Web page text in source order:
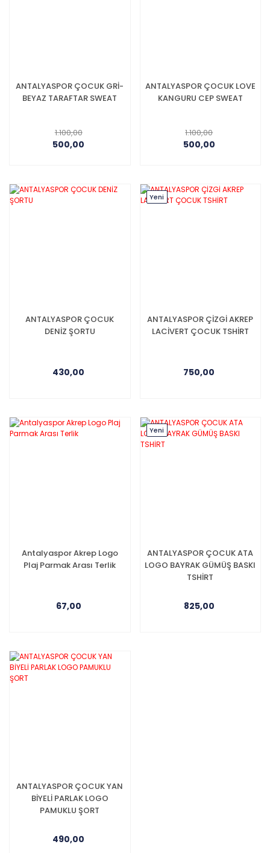
ANTALYASPOR ÇOCUK GRİ-
BEYAZ TARAFTAR SWEAT
500,00
1.100,00
ANTALYASPOR ÇOCUK LOVE
KANGURU CEP SWEAT
500,00
1.100,00
ANTALYASPOR ÇOCUK
DENİZ ŞORTU
430,00
Yeni
ANTALYASPOR ÇİZGİ AKREP
LACİVERT ÇOCUK TSHİRT
750,00
Antalyaspor Akrep Logo
Plaj Parmak Arası Terlik
67,00
Yeni
ANTALYASPOR ÇOCUK ATA
LOGO BAYRAK GÜMÜŞ BASKI
TSHİRT
825,00
ANTALYASPOR ÇOCUK YAN
BİYELİ PARLAK LOGO
PAMUKLU ŞORT
490,00